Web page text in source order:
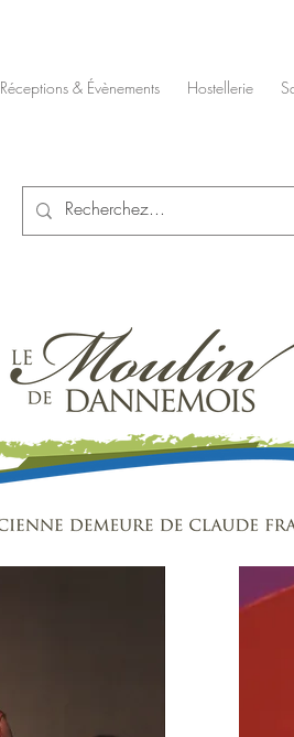
Réceptions & Évènements Hostellerie